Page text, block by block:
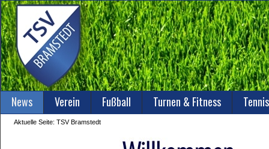
News Verein Fußball Turnen & Fitness Tennis
Aktuelle Seite: TSV Bramstedt